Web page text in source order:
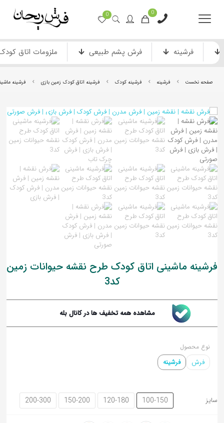
0
0
فرشینه فرش پشم طبیعی ملزومات اتاق
صفحه نخست فرشینه فرشینه کودک فرشینه اتاق کودک زمین بازی فرشینه
فرشینه ماشینی اتاق کودک طرح نقشه حیوانات زمین
کد3
مشاهده همه تخفیف ها در کانال بله
نوع محصول
فرش فرشینه
سایز 100-150
120-180
150-200
200-300
فرش ماشینی دستباف نما فرش انیمیشن
تابلوفرش نقاشی ایرانی و